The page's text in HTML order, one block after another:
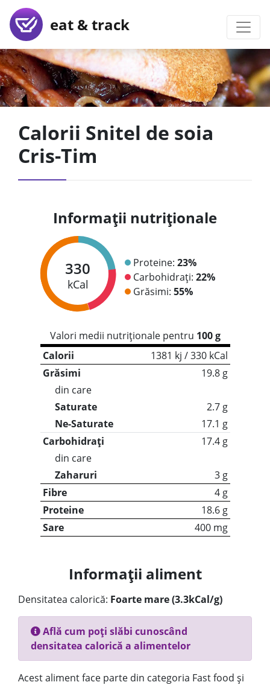
eat & track
Calorii Snitel de soia
Cris-Tim
Informații nutriționale
330
kCal
Proteine: 23%
Carbohidrați: 22%
Grăsimi: 55%
Valori medii nutriționale pentru 100 g
Calorii
1381 kj / 330 kCal
Grăsimi
19.8 g
din care
Saturate
2.7 g
Ne-Saturate
17.1 g
Carbohidrați
17.4 g
din care
Zaharuri
3 g
Fibre
4 g
Proteine
18.6 g
Sare
400 mg
Informații aliment
Densitatea calorică: Foarte mare (3.3kCal/g)
Află cum poți slăbi cunoscând
densitatea calorică a alimentelor
Acest aliment face parte din categoria Fast food și